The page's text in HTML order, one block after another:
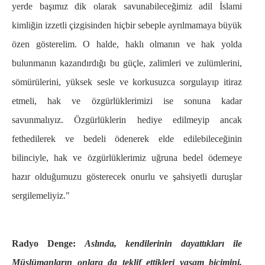
yerde başımız dik olarak savunabileceğimiz adil İslami
kimliğin izzetli çizgisinden hiçbir sebeple ayrılmamaya büyük
özen gösterelim. O halde, haklı olmanın ve hak yolda
bulunmanın kazandırdığı bu güçle, zalimleri ve zulümlerini,
sömürülerini, yüksek sesle ve korkusuzca sorgulayıp itiraz
etmeli, hak ve özgürlüklerimizi ise sonuna kadar
savunmalıyız. Özgürlüklerin hediye edilmeyip ancak
fethedilerek ve bedeli ödenerek elde edilebileceğinin
bilinciyle, hak ve özgürlüklerimiz uğruna bedel ödemeye
hazır olduğumuzu gösterecek onurlu ve şahsiyetli duruşlar
sergilemeliyiz."
Radyo Denge:Aslında, kendilerinin dayattıkları ile
Müslümanların onlara da teklif ettikleri yaşam biçimini,